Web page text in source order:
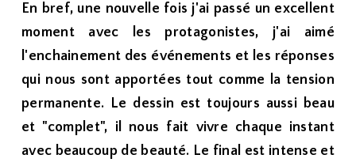
En bref, une nouvelle fois j'ai passé un excellent
moment avec les protagonistes, j'ai aimé
l'enchainement des événements et les réponses
qui nous sont apportées tout comme la tension
permanente. Le dessin est toujours aussi beau
et "complet", il nous fait vivre chaque instant
avec beaucoup de beauté. Le final est intense et